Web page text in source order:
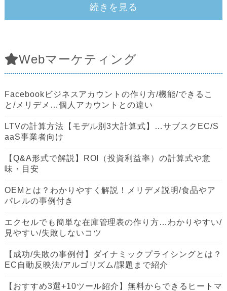
続きを見る
Webマーケティング
Facebookビジネスアカウントの作り方/機能/できるこ
と/メリデメ…個人アカウントとの違い
LTVの計算方法【モデル別3大計算式】…サブスクEC/S
aaS事業者向け
【Q&A形式で解説】ROI（投資利益率）の計算式や意
味・目安
OEMとは？わかりやすく解説！メリデメ説明/食品やア
パレルの事例付き
エクセルでも簡単な在庫管理表の作り方…わかりやすい/
見やすい/失敗しないコツ
【成功/失敗の事例付】ダイナミックプライシングとは？
EC自動反映法/アルゴリズム/課題まで紹介
【おすすめ3選+10ツール紹介】無料からできるヒートマ